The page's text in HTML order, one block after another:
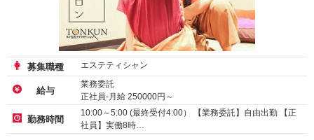
募集職種 エステティシャン
給与
業務委託
正社員-月給 250000円～
勤務時間
10:00～5:00 (最終受付4:00） 【業務委託】自由出勤 【正
社員】実働8時…